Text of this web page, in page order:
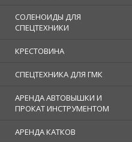
СОЛЕНОИДЫ ДЛЯ
СПЕЦТЕХНИКИ
КРЕСТОВИНА
СПЕЦТЕХНИКА ДЛЯ ГМК
АРЕНДА АВТОВЫШКИ И
ПРОКАТ ИНСТРУМЕНТОМ
АРЕНДА КАТКОВ